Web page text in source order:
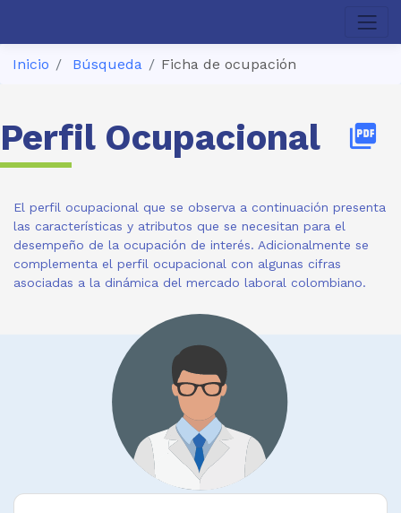
Inicio Búsqueda Ficha de ocupación
Perfil Ocupacional picture_as_pdf
El perfil ocupacional que se observa a continuación presenta
las características y atributos que se necesitan para el
desempeño de la ocupación de interés. Adicionalmente se
complementa el perfil ocupacional con algunas cifras
asociadas a la dinámica del mercado laboral colombiano.